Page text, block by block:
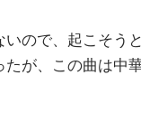
ので、起こそう
が、この曲は中